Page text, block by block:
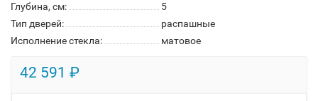
Глубина, см:
5
Тип дверей:
распашные
Исполнение стекла:
матовое
42 591 ₽